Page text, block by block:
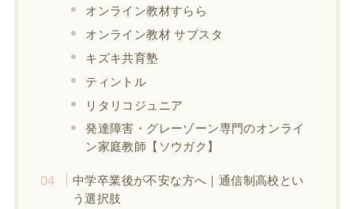
オンライン教材すらら
オンライン教材 サブスタ
キズキ共育塾
ティントル
リタリコジュニア
発達障害・グレーゾーン専門のオンライ
ン家庭教師【ソウガク】
中学卒業後が不安な方へ｜通信制高校とい
う選択肢